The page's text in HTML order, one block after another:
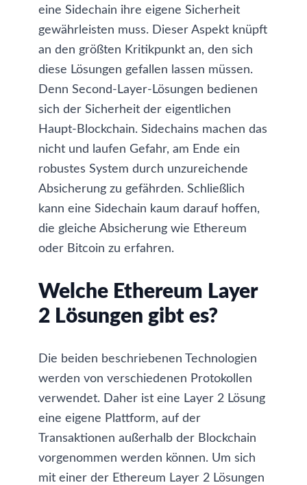
eine Sidechain ihre eigene Sicherheit
gewährleisten muss. Dieser Aspekt knüpft
an den größten Kritikpunkt an, den sich
diese Lösungen gefallen lassen müssen.
Denn Second-Layer-Lösungen bedienen
sich der Sicherheit der eigentlichen
Haupt-Blockchain. Sidechains machen das
nicht und laufen Gefahr, am Ende ein
robustes System durch unzureichende
Absicherung zu gefährden. Schließlich
kann eine Sidechain kaum darauf hoffen,
die gleiche Absicherung wie Ethereum
oder Bitcoin zu erfahren.
Welche Ethereum Layer
2 Lösungen gibt es?
Die beiden beschriebenen Technologien
werden von verschiedenen Protokollen
verwendet. Daher ist eine Layer 2 Lösung
eine eigene Plattform, auf der
Transaktionen außerhalb der Blockchain
vorgenommen werden können. Um sich
mit einer der Ethereum Layer 2 Lösungen